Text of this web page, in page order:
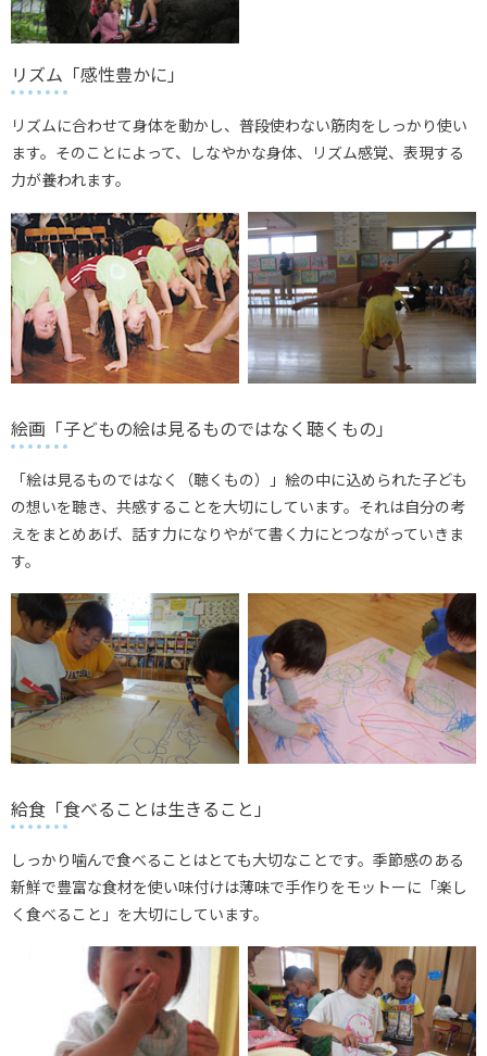
リズム「感性豊かに」
リズムに合わせて身体を動かし、普段使わない筋肉をしっかり使い
ます。そのことによって、しなやかな身体、リズム感覚、表現する
力が養われます。
絵画「子どもの絵は見るものではなく聴くもの」
「絵は見るものではなく（聴くもの）」絵の中に込められた子ども
の想いを聴き、共感することを大切にしています。それは自分の考
えをまとめあげ、話す力になりやがて書く力にとつながっていきま
す。
給食「食べることは生きること」
しっかり噛んで食べることはとても大切なことです。季節感のある
新鮮で豊富な食材を使い味付けは薄味で手作りをモットーに「楽し
く食べること」を大切にしています。